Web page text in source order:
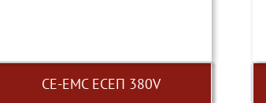
CE-EMC ЕСЕП 380V